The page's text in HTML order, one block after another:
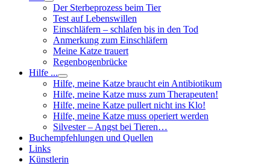
Der Sterbeprozess beim Tier
Test auf Lebenswillen
Einschläfern – schlafen bis in den Tod
Anmerkung zum Einschläfern
Meine Katze trauert
Regenbogenbrücke
Hilfe ...
Hilfe, meine Katze braucht ein Antibiotikum
Hilfe, meine Katze muss zum Therapeuten!
Hilfe, meine Katze pullert nicht ins Klo!
Hilfe, meine Katze muss operiert werden
Silvester – Angst bei Tieren…
Buchempfehlungen und Quellen
Links
Künstlerin